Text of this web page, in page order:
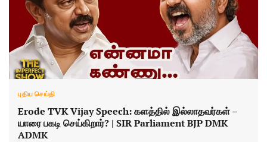
புதிய செய்தி
Erode TVK Vijay Speech: களத்தில் இல்லாதவர்கள் –
யாரை பகடி செய்கிறார்? | SIR Parliament BJP DMK
ADMK